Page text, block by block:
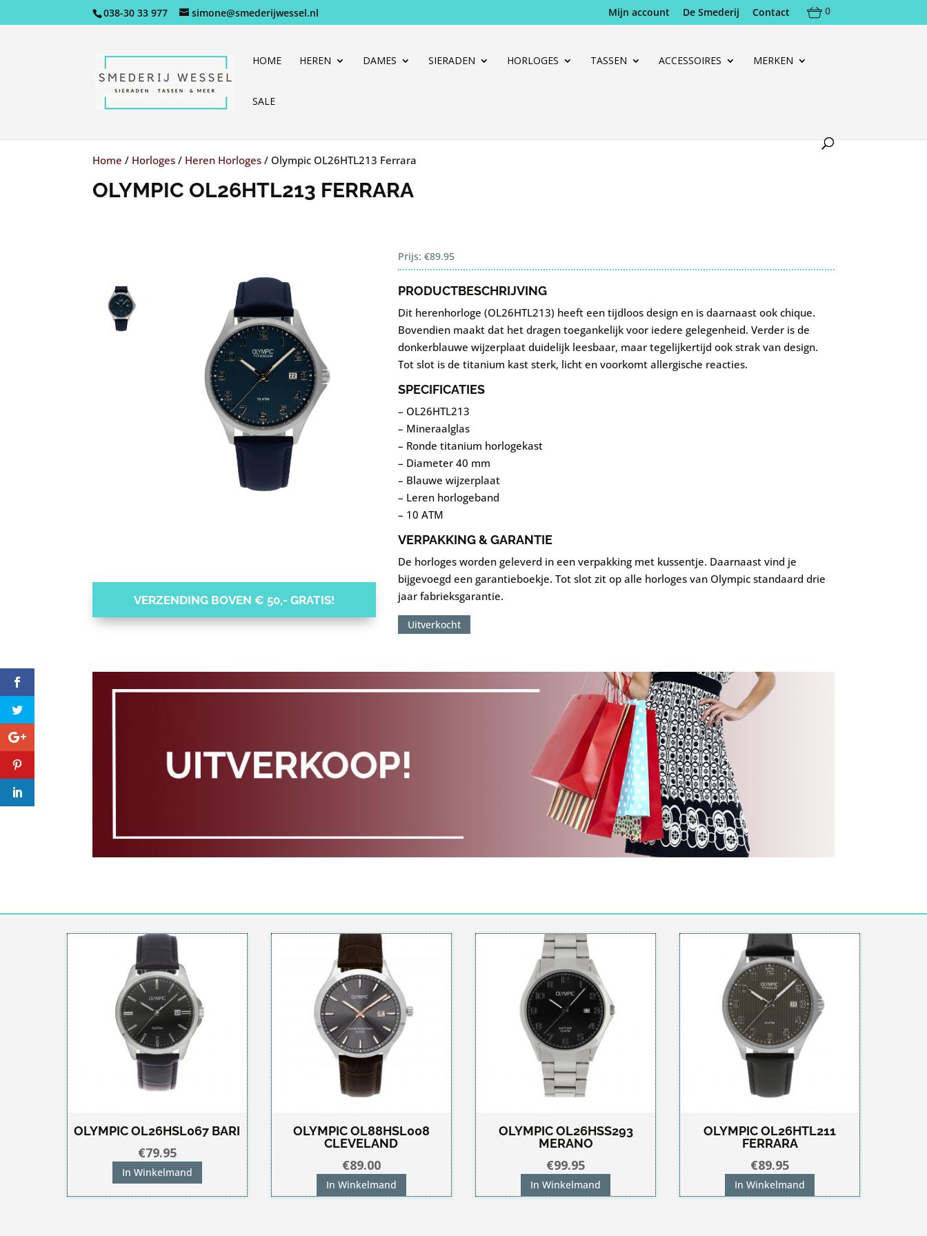
038-30 33 977 simone@smederijwessel.nl Mijn account De Smederij Contact 0
HOME HEREN DAMES SIERADEN HORLOGES TASSEN ACCESSOIRES MERKEN
SALE
Producten
Home / Horloges / Heren Horloges / Olympic OL26HTL213 Ferrara
OLYMPIC OL26HTL213 FERRARA
VERZENDING BOVEN € 50,- GRATIS!
Prijs:€89.95
PRODUCTBESCHRIJVING
Dit herenhorloge (OL26HTL213) heeft een tijdloos design en is daarnaast ook chique.
Bovendien maakt dat het dragen toegankelijk voor iedere gelegenheid. Verder is de
donkerblauwe wijzerplaat duidelijk leesbaar, maar tegelijkertijd ook strak van design.
Tot slot is de titanium kast sterk, licht en voorkomt allergische reacties.
SPECIFICATIES
– OL26HTL213
– Mineraalglas
– Ronde titanium horlogekast
– Diameter 40 mm
– Blauwe wijzerplaat
– Leren horlogeband
– 10 ATM
VERPAKKING & GARANTIE
De horloges worden geleverd in een verpakking met kussentje. Daarnaast vind je
bijgevoegd een garantieboekje. Tot slot zit op alle horloges van Olympic standaard drie
jaar fabrieksgarantie.
Uitverkocht
OLYMPIC OL26HSL067 BARI
€79.95
In Winkelmand
OLYMPIC OL88HSL008
CLEVELAND
€89.00
In Winkelmand
OLYMPIC OL26HSS293
MERANO
€99.95
In Winkelmand
OLYMPIC OL26HTL211
FERRARA
€89.95
In Winkelmand